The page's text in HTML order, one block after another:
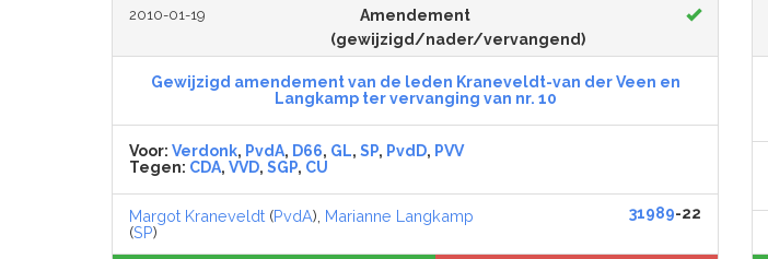
2010-01-19
Amendement
(gewijzigd/nader/vervangend)
Gewijzigd amendement van de leden Kraneveldt-van der Veen en
Langkamp ter vervanging van nr. 10
Voor: Verdonk, PvdA, D66, GL, SP, PvdD, PVV
Tegen: CDA, VVD, SGP, CU
Margot Kraneveldt (PvdA), Marianne Langkamp
(SP)
31989-22